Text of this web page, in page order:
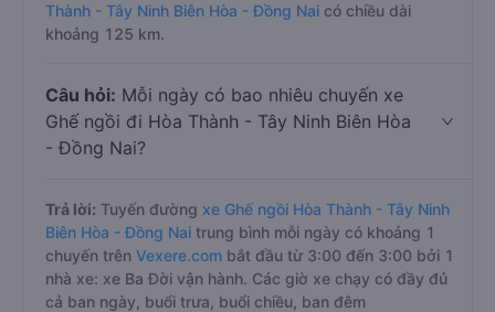
Thành - Tây Ninh Biên Hòa - Đồng Nai có chiều dài
khoảng 125 km.
Câu hỏi: Mỗi ngày có bao nhiêu chuyến xe
Ghế ngồi đi Hòa Thành - Tây Ninh Biên Hòa
- Đồng Nai?
Trả lời: Tuyến đường xe Ghế ngồi Hòa Thành - Tây Ninh
Biên Hòa - Đồng Nai trung bình mỗi ngày có khoảng 1
chuyến trên Vexere.com bắt đầu từ 3:00 đến 3:00 bởi 1
nhà xe: xe Ba Đời vận hành. Các giờ xe chạy có đầy đủ
cả ban ngày, buổi trưa, buổi chiều, ban đêm